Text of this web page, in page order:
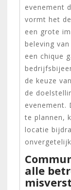
evenement
vormt het
een grote
beleving
een chique
de keuze
de
evenement.
te plannen,
locatie
alle